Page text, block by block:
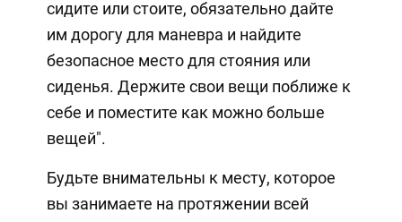
сидите или стоите, обязательно дайте
им дорогу для маневра и найдите
безопасное место для стояния или
сиденья. Держите свои вещи поближе к
себе и поместите как можно больше
вещей".
Будьте внимательны к месту, которое
вы занимаете на протяжении всей